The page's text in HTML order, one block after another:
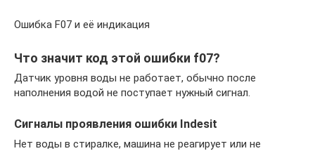
Ошибка F07 и её индикация
Что значит код этой ошибки f07?
Датчик уровня воды не работает, обычно после
наполнения водой не поступает нужный сигнал.
Сигналы проявления ошибки Indesit
Нет воды в стиралке, машина не реагирует или не